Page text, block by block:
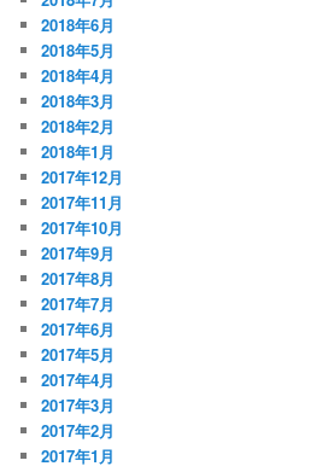
2018年6月
2018年5月
2018年4月
2018年3月
2018年2月
2018年1月
2017年12月
2017年11月
2017年10月
2017年9月
2017年8月
2017年7月
2017年6月
2017年5月
2017年4月
2017年3月
2017年2月
2017年1月